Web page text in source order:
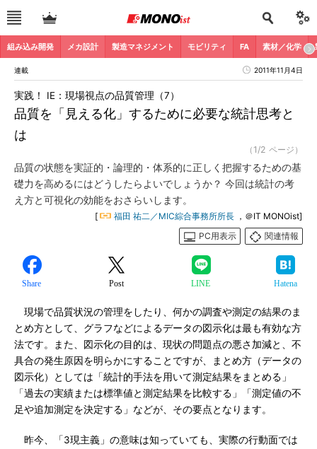
組み込み開発 メカ設計 製造マネジメント モビリティ FA 素材／化学
連載 2011年11月4日
品質を「見える化」するために必要な統計思考と
は
実践！ IE：現場視点の品質管理（7）
（1/2 ページ）
品質の状態を実証的・論理的・体系的に正しく把握するための基
礎力を高めるにはどうしたらよいでしょうか？ 今回は統計の考
え方と可視化の効能をおさらいします。
[ 福田 祐二／MIC綜合事務所所長 ，＠IT MONOist]
PC用表示
関連情報
Share Post LINE Hatena
現場で品質状況の管理をしたり、何かの調査や測定の結果のま
とめ方として、グラフなどによるデータの図示化は最も有効な方
法です。また、図示化の目的は、現状の問題点の悪さ加減と、不
具合の発生原因を明らかにすることですが、まとめ方（データの
図示化）としては「統計的手法を用いて測定結果をまとめる」
「過去の実績または標準値と測定結果を比較する」「測定値の不
足や追加測定を決定する」などが、その要点となります。
昨今、「3現主義」の意味は知っていても、実際の行動面では